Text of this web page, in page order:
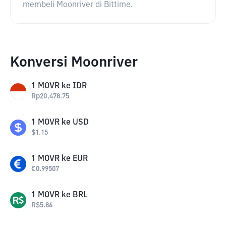
membeli Moonriver di Bittime.
Konversi Moonriver
1 MOVR ke IDR
Rp20,478.75
1 MOVR ke USD
$1.15
1 MOVR ke EUR
€0.99507
1 MOVR ke BRL
R$5.86